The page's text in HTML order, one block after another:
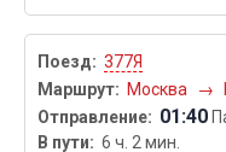
377Я
Москва
→
01:40
6 ч. 2 мин.